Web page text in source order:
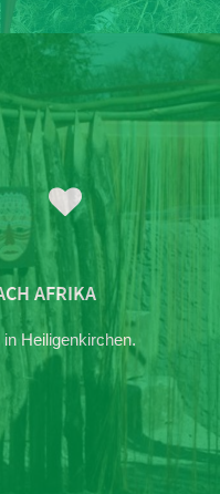
AFRIKA
Heiligenkirchen.